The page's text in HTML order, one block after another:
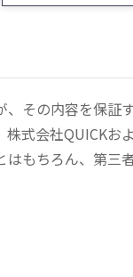
その内容を保証
式会社QUICKお
もちろん、第三